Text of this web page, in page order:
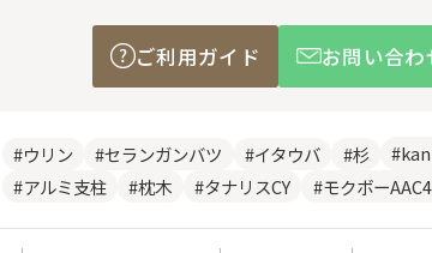
ご利用ガイド お問い合わ
#ウリン #セランガンバツ #イタウバ #杉
#アルミ支柱
#枕木 #タナリスCY #モクボー